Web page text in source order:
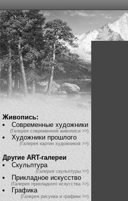
Живопись:
Современные художники
(Галерея современной живописи >>)
Художники прошлого
(Галерея картин художников >>)
Другие ART-галереи
Скульптура
(Галерея скульптуры >>)
Прикладное искусство
(Галерея прикладного искусства >>)
Графика
(Галерея рисунка и графики >>)